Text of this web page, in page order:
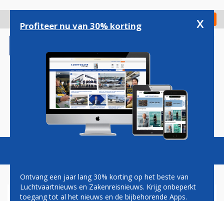
gaan
Check in
Magazine Podcasts Vacatures
Profiteer nu van 30% korting x
Ontvang een jaar lang 30% korting op het beste van
Luchtvaartnieuws en Zakenreisnieuws. Krijg onbeperkt
toegang tot al het nieuws en de bijbehorende Apps.